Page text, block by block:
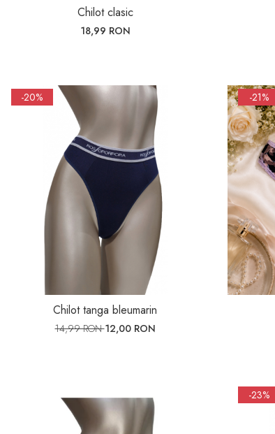
Chilot clasic
18,99 RON
-20%
Chilot tanga bleumarin
14,99 RON12,00 RON
-21%
-23%